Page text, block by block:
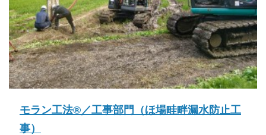
モラン工法®／工事部門（ほ場畦畔漏水防止工
事）